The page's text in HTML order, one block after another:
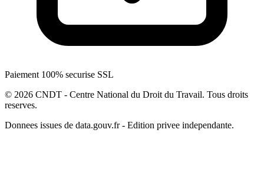
Paiement 100% securise SSL
© 2026 CNDT - Centre National du Droit du Travail. Tous droits
reserves.
Donnees issues de data.gouv.fr - Edition privee independante.